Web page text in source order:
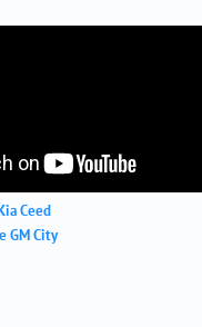
Ceed
GM City